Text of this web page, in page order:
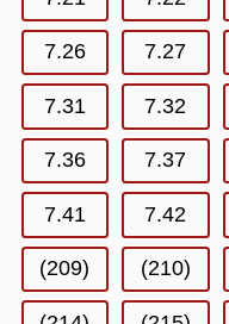
7.26 7.27
7.31 7.32
7.36 7.37
7.41 7.42
(209) (210)